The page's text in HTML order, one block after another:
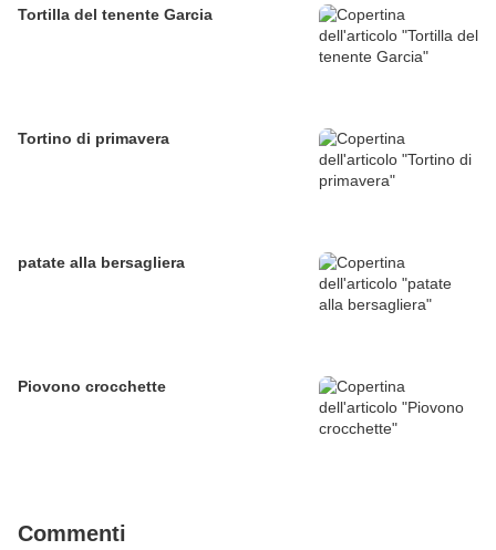
Tortilla del tenente Garcia
Tortino di primavera
patate alla bersagliera
Piovono crocchette
Commenti